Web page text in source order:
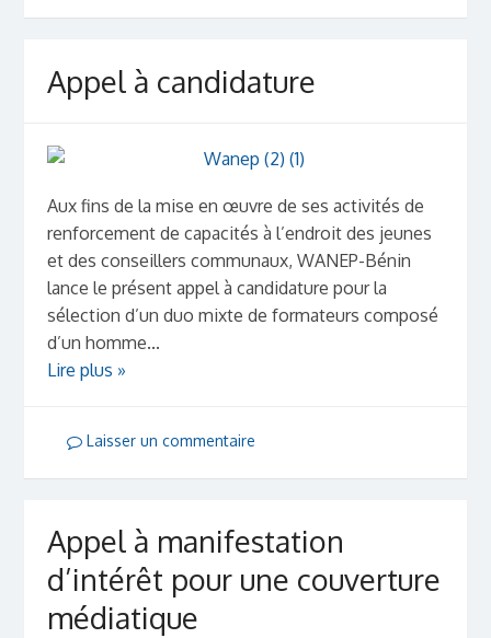
Appel à candidature
Aux fins de la mise en œuvre de ses activités de
renforcement de capacités à l’endroit des jeunes
et des conseillers communaux, WANEP-Bénin
lance le présent appel à candidature pour la
sélection d’un duo mixte de formateurs composé
d’un homme...
Lire plus »
Laisser un commentaire
Appel à manifestation
d’intérêt pour une couverture
médiatique